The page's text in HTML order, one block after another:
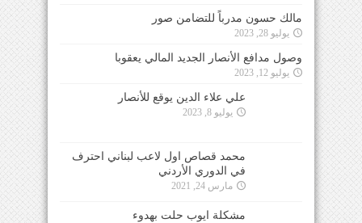
مالك حسون مدرباً للتضامن صور
يوليو 28, 2023
وصول مدافع الأنصار الجديد المالي يعقوبا
يوليو 12, 2023
علي علاء الدين يوقع للأنصار
يوليو 8, 2023
محمد قصاص اول لاعب لبناني احترف
في الدوري الأردني
مارس 24, 2021
مشكلة ايوب حلت بهدوء